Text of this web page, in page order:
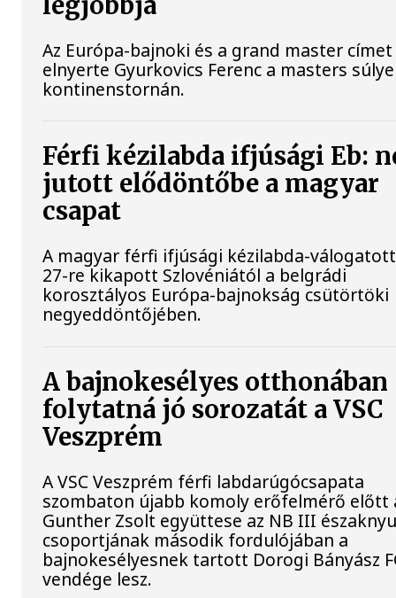
Az Európa-bajnoki és a grand master
elnyerte Gyurkovics Ferenc a masters
kontinenstornán.
Férfi kézilabda ifjúsági Eb:
jutott elődöntőbe a magyar
csapat
A magyar férfi ifjúsági kézilabda-
27-re kikapott Szlovéniától a belgrádi
korosztályos Európa-bajnokság csütörtöki
negyeddöntőjében.
A bajnokesélyes otthonában
folytatná jó sorozatát a VSC
Veszprém
A VSC Veszprém férfi labdarúgócsapata
szombaton újabb komoly erőfelmérő előtt
Gunther Zsolt együttese az NB III
csoportjának második fordulójában a
bajnokesélyesnek tartott Dorogi Bányász
vendége lesz.